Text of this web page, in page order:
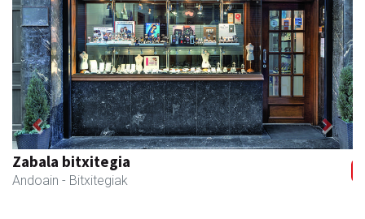
Zabala bitxitegia
Andoain - Bitxitegiak
Previous Next